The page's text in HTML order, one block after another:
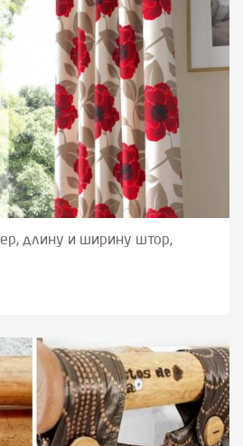
длину и ширину штор,